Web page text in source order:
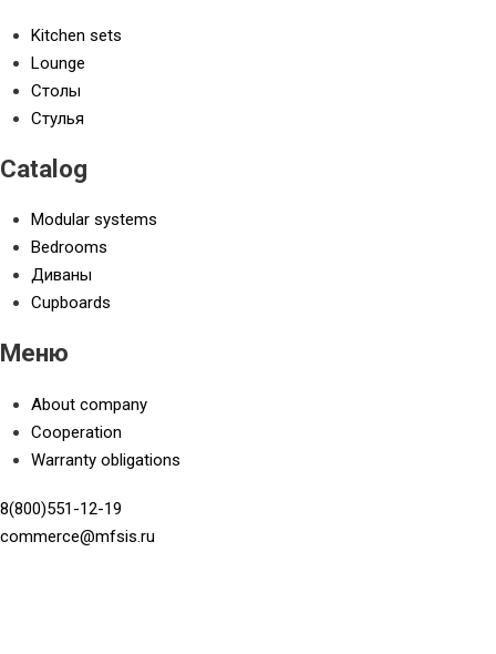
Kitchen sets
Lounge
Столы
Стулья
Catalog
Modular systems
Bedrooms
Диваны
Cupboards
Меню
About company
Cooperation
Warranty obligations
8(800)551-12-19
commerce@mfsis.ru